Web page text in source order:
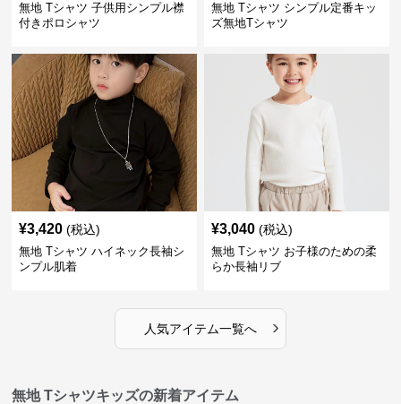
無地 Tシャツ 子供用シンプル襟
付きポロシャツ
無地 Tシャツ シンプル定番キッ
ズ無地Tシャツ
¥3,420 (税込)
無地 Tシャツ ハイネック長袖シ
ンプル肌着
¥3,040 (税込)
無地 Tシャツ お子様のための柔
らか長袖リブ
人気アイテム一覧へ ›
無地 Tシャツキッズの新着アイテム